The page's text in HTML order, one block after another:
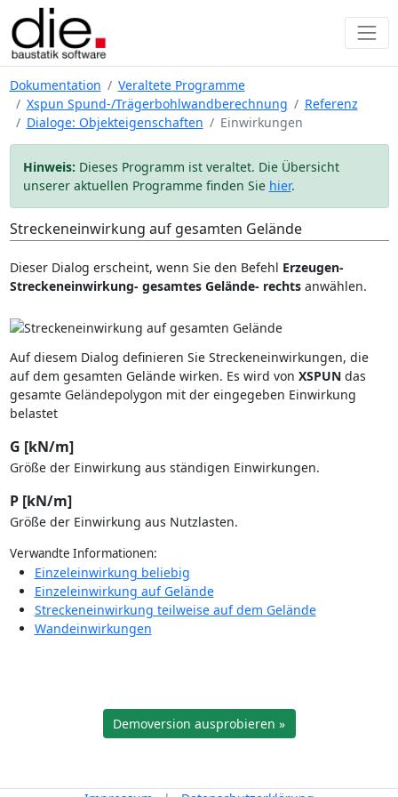
Dokumentation
Veraltete Programme
Xspun Spund-/Trägerbohlwandberechnung
Referenz
Dialoge: Objekteigenschaften
Einwirkungen
Hinweis: Dieses Programm ist veraltet. Die Übersicht
unserer aktuellen Programme finden Sie hier.
Streckeneinwirkung auf gesamten Gelände
Dieser Dialog erscheint, wenn Sie den Befehl Erzeugen-
Streckeneinwirkung- gesamtes Gelände- rechtsanwählen.
Auf diesem Dialog definieren Sie Streckeneinwirkungen, die
auf dem gesamten Gelände wirken. Es wird von XSPUNdas
gesamte Geländepolygon mit der eingegeben Einwirkung
belastet
G [kN/m]
Größe der Einwirkung aus ständigen Einwirkungen.
P [kN/m]
Größe der Einwirkung aus Nutzlasten.
Verwandte Informationen:
Einzeleinwirkung beliebig
Einzeleinwirkung auf Gelände
Streckeneinwirkung teilweise auf dem Gelände
Wandeinwirkungen
Demoversion ausprobieren »